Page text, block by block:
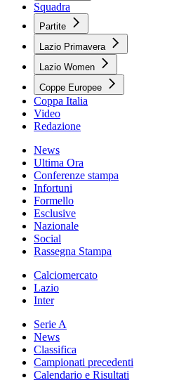
Squadra
Partite
Lazio Primavera
Lazio Women
Coppe Europee
Coppa Italia
Video
Redazione
News
Ultima Ora
Conferenze stampa
Infortuni
Formello
Esclusive
Nazionale
Social
Rassegna Stampa
Calciomercato
Lazio
Inter
Serie A
News
Classifica
Campionati precedenti
Calendario e Risultati